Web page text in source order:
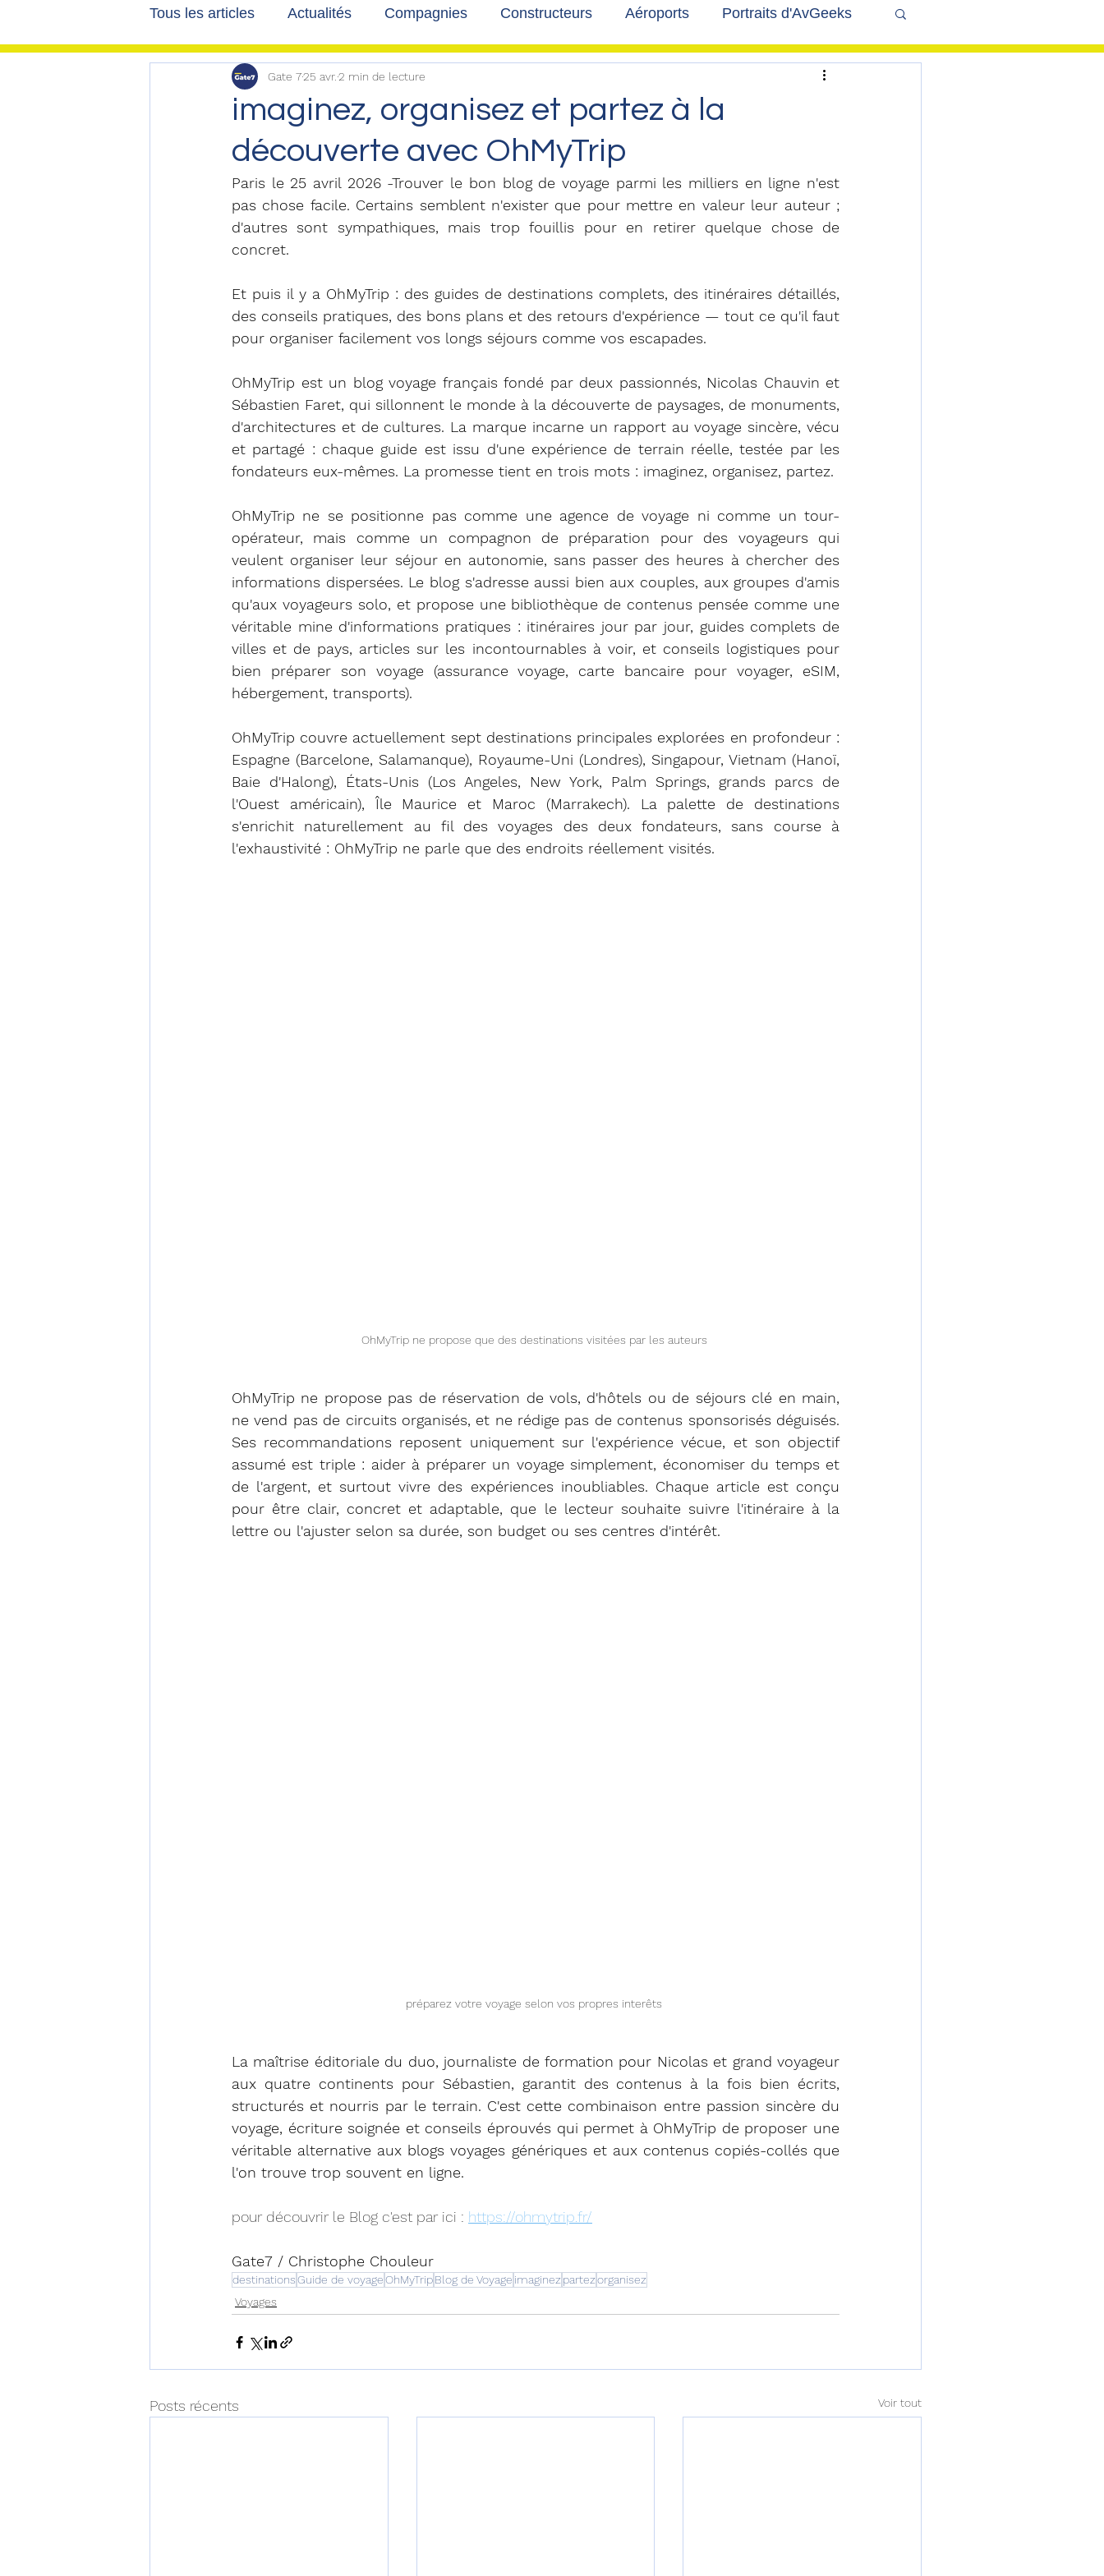
Tous les articles Actualités Compagnies Constructeurs Aéroports Portraits d'AvGeeks
Les tribunes de Gate7 album photo Coté Coulisses
Voyages Reportages
imaginez, organisez et partez à la
découverte avec OhMyTrip
Gate 725 avr. 2 min de lecture
Paris le 25 avril 2026 -Trouver le bon blog de voyage parmi les milliers en ligne n'est
pas chose facile. Certains semblent n'exister que pour mettre en valeur leur auteur ;
d'autres sont sympathiques, mais trop fouillis pour en retirer quelque chose de
concret.
Et puis il y a OhMyTrip : des guides de destinations complets, des itinéraires détaillés,
des conseils pratiques, des bons plans et des retours d'expérience — tout ce qu'il faut
pour organiser facilement vos longs séjours comme vos escapades.
OhMyTrip est un blog voyage français fondé par deux passionnés, Nicolas Chauvin et
Sébastien Faret, qui sillonnent le monde à la découverte de paysages, de monuments,
d'architectures et de cultures. La marque incarne un rapport au voyage sincère, vécu
et partagé : chaque guide est issu d'une expérience de terrain réelle, testée par les
fondateurs eux-mêmes. La promesse tient en trois mots : imaginez, organisez, partez.
OhMyTrip ne se positionne pas comme une agence de voyage ni comme un tour-
opérateur, mais comme un compagnon de préparation pour des voyageurs qui
veulent organiser leur séjour en autonomie, sans passer des heures à chercher des
informations dispersées. Le blog s'adresse aussi bien aux couples, aux groupes d'amis
qu'aux voyageurs solo, et propose une bibliothèque de contenus pensée comme une
véritable mine d'informations pratiques : itinéraires jour par jour, guides complets de
villes et de pays, articles sur les incontournables à voir, et conseils logistiques pour
bien préparer son voyage (assurance voyage, carte bancaire pour voyager, eSIM,
hébergement, transports).
OhMyTrip couvre actuellement sept destinations principales explorées en profondeur :
Espagne (Barcelone, Salamanque), Royaume-Uni (Londres), Singapour, Vietnam (Hanoï,
Baie d'Halong), États-Unis (Los Angeles, New York, Palm Springs, grands parcs de
l'Ouest américain), Île Maurice et Maroc (Marrakech). La palette de destinations
s'enrichit naturellement au fil des voyages des deux fondateurs, sans course à
l'exhaustivité : OhMyTrip ne parle que des endroits réellement visités.
OhMyTrip ne propose que des destinations visitées par les auteurs
OhMyTrip ne propose pas de réservation de vols, d'hôtels ou de séjours clé en main,
ne vend pas de circuits organisés, et ne rédige pas de contenus sponsorisés déguisés.
Ses recommandations reposent uniquement sur l'expérience vécue, et son objectif
assumé est triple : aider à préparer un voyage simplement, économiser du temps et
de l'argent, et surtout vivre des expériences inoubliables. Chaque article est conçu
pour être clair, concret et adaptable, que le lecteur souhaite suivre l'itinéraire à la
lettre ou l'ajuster selon sa durée, son budget ou ses centres d'intérêt.
préparez votre voyage selon vos propres interêts
La maîtrise éditoriale du duo, journaliste de formation pour Nicolas et grand voyageur
aux quatre continents pour Sébastien, garantit des contenus à la fois bien écrits,
structurés et nourris par le terrain. C'est cette combinaison entre passion sincère du
voyage, écriture soignée et conseils éprouvés qui permet à OhMyTrip de proposer une
véritable alternative aux blogs voyages génériques et aux contenus copiés-collés que
l'on trouve trop souvent en ligne.
pour découvrir le Blog c'est par ici : https://ohmytrip.fr/
Gate7 / Christophe Chouleur
destinationsGuide de voyageOhMyTripBlog de Voyage imaginezpartezorganisez
Voyages
Posts récents Voir tout